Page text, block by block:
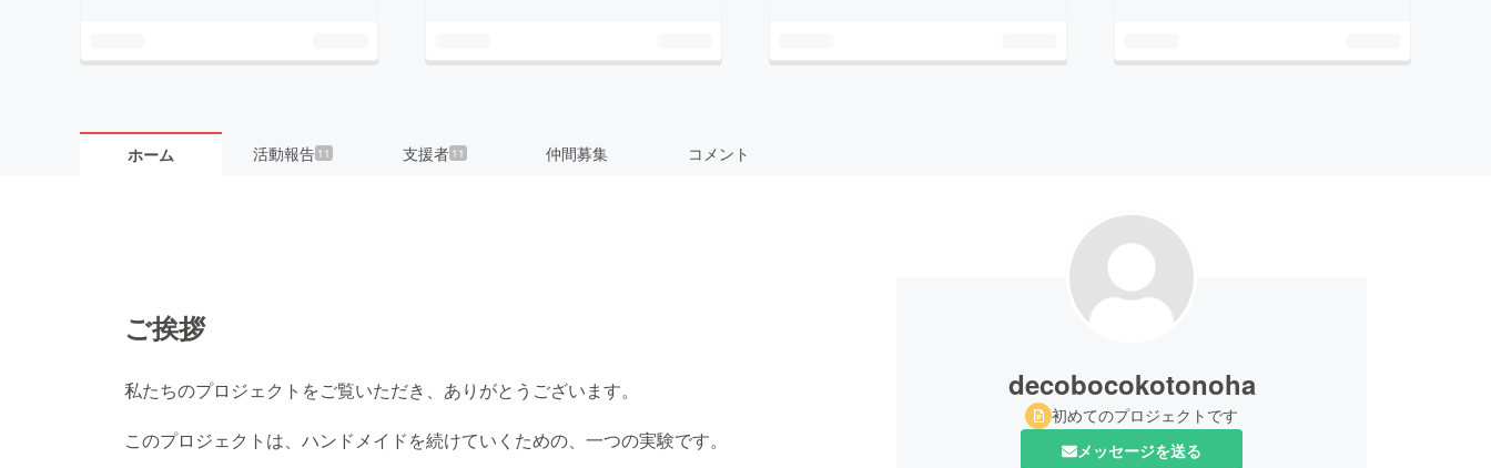
ホーム 活動報告 11 支援者 11 仲間募集 コメント
ご挨拶
私たちのプロジェクトをご覧いただき、ありがとうございます。
このプロジェクトは、ハンドメイドを続けていくための、一つの実験です。
decobocokotonoha
初めてのプロジェクトです
メッセージを送る